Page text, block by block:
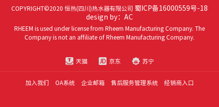
COPYRIGHT©2020 恒热(四川)热水器有限公司 蜀ICP备16000559号-18
design by：AC
RHEEM is used under license from Rheem Manufacturing Company. The
Company is not an affiliate of Rheem Manufacturing Company.
天猫 京东 苏宁
加入我们 OA系统 企业邮箱 售后服务管理系统 经销商入口